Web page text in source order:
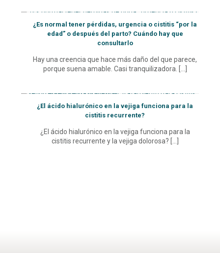
¿Es normal tener pérdidas, urgencia o cistitis “por la
edad” o después del parto? Cuándo hay que
consultarlo
Hay una creencia que hace más daño del que parece,
porque suena amable. Casi tranquilizadora.
¿El ácido hialurónico en la vejiga funciona para la
cistitis recurrente?
¿El ácido hialurónico en la vejiga funciona para la
cistitis recurrente y la vejiga dolorosa?